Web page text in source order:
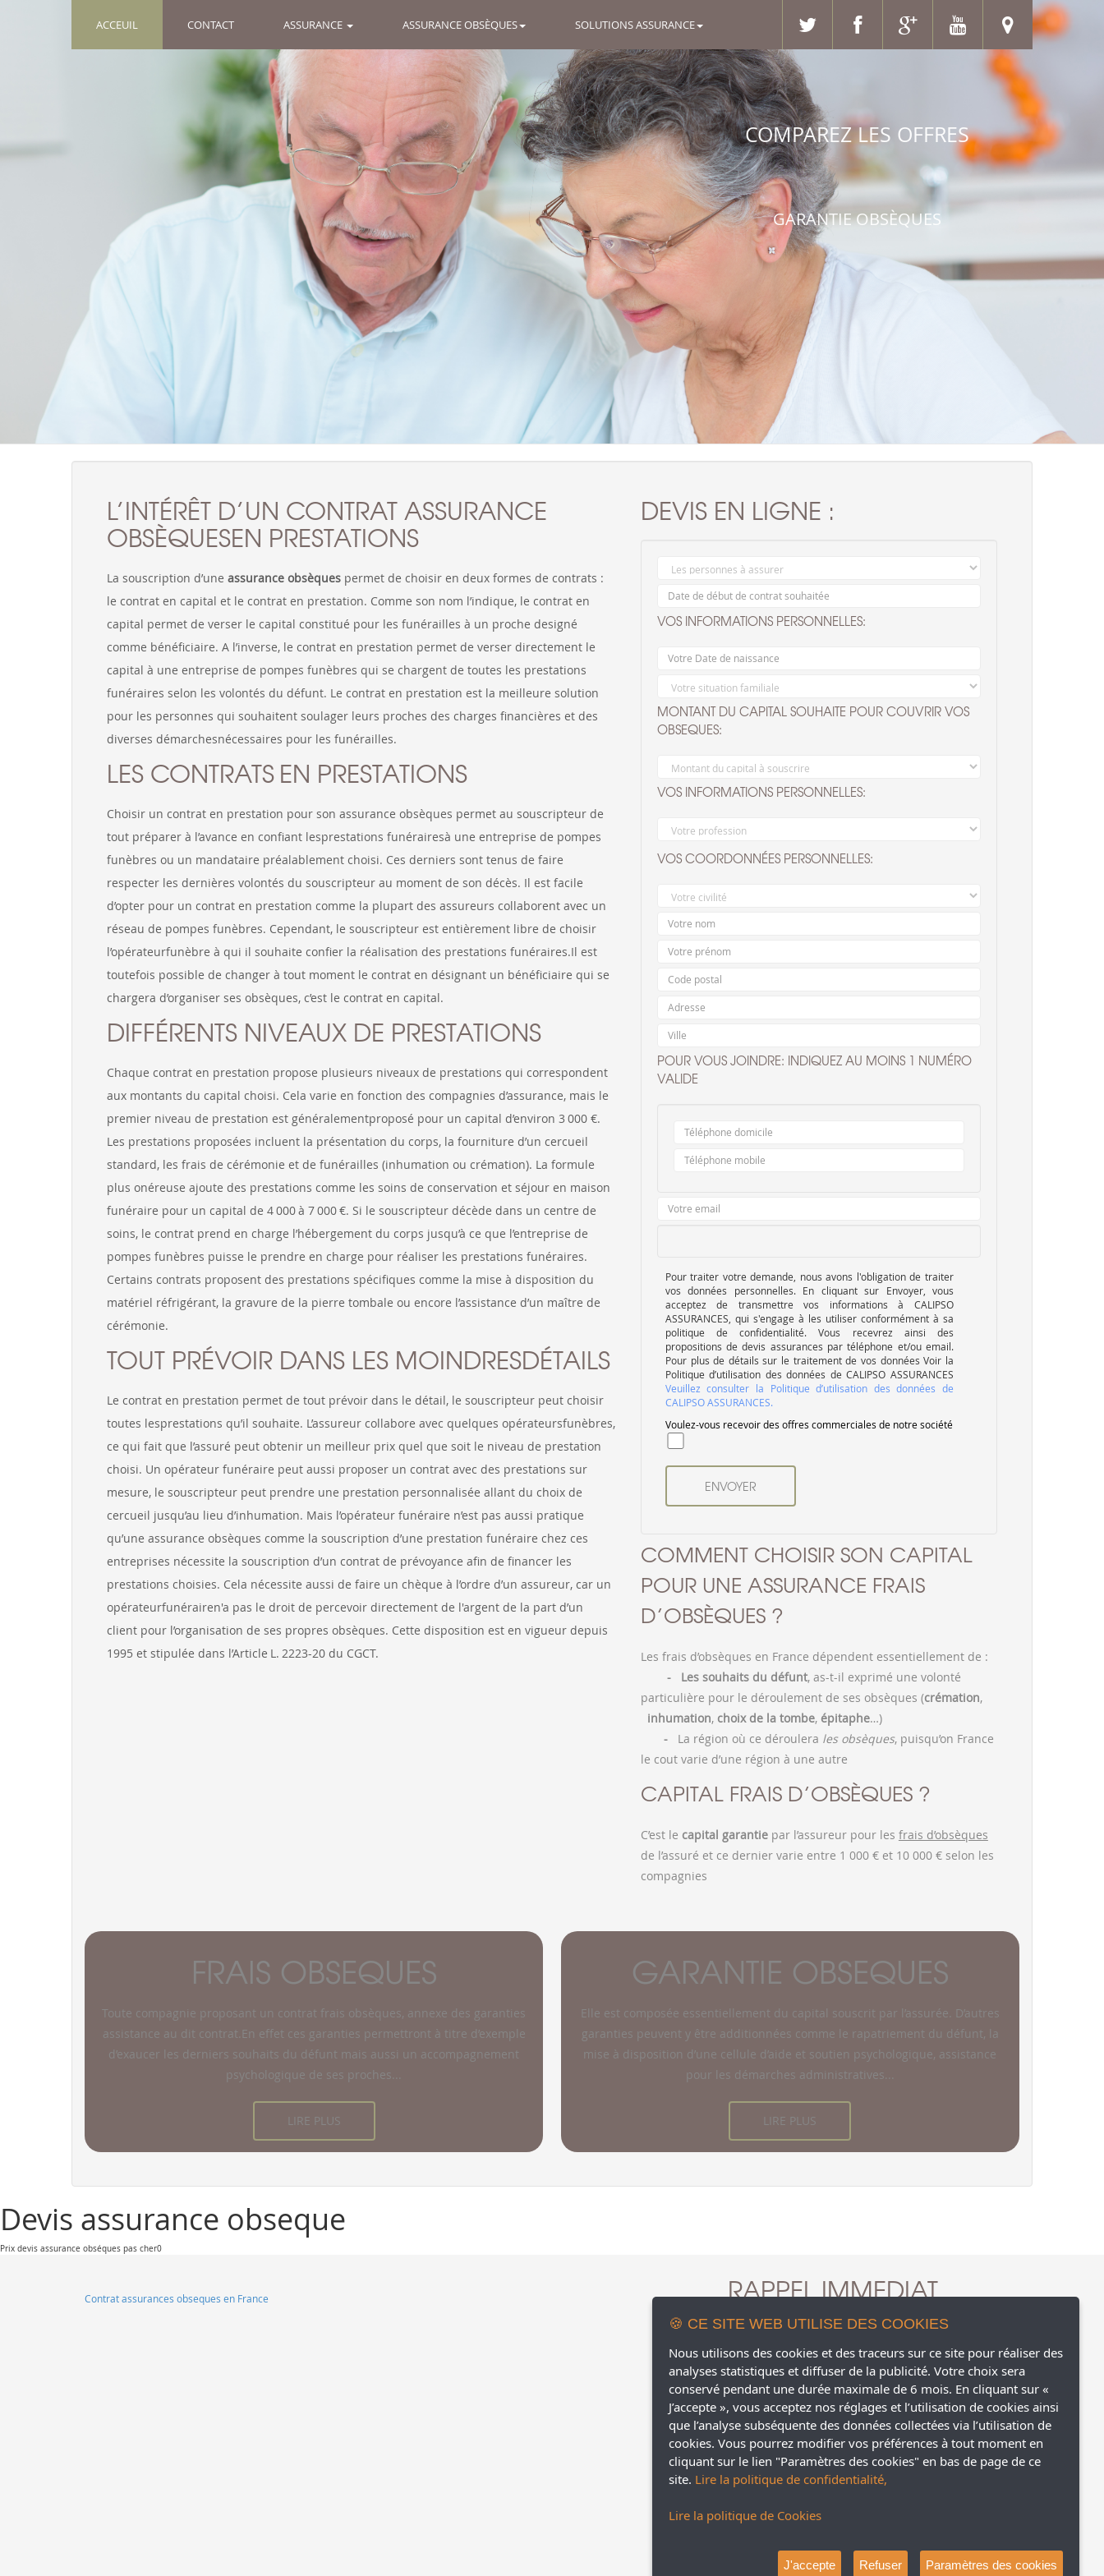
ACCEUIL (CURRENT)CONTACT ASSURANCE ASSURANCE OBSÈQUES SOLUTIONS ASSURANCE
COMPAREZ LES OFFRES
GARANTIE OBSÈQUES
L’INTÉRÊT D’UN CONTRAT ASSURANCE
OBSÈQUESEN PRESTATIONS
La souscription d’une assurance obsèquespermet de choisir en deux formes de contrats :
le contrat en capital et le contrat en prestation. Comme son nom l’indique, le contrat en
capital permet de verser le capital constitué pour les funérailles à un proche designé
comme bénéficiaire. A l’inverse, le contrat en prestation permet de verser directement le
capital à une entreprise de pompes funèbres qui se chargent de toutes les prestations
funéraires selon les volontés du défunt. Le contrat en prestation est la meilleure solution
pour les personnes qui souhaitent soulager leurs proches des charges financières et des
diverses démarchesnécessaires pour les funérailles.
LES CONTRATS EN PRESTATIONS
Choisir un contrat en prestation pour son assurance obsèques permet au souscripteur de
tout préparer à l’avance en confiant lesprestations funérairesà une entreprise de pompes
funèbres ou un mandataire préalablement choisi. Ces derniers sont tenus de faire
respecter les dernières volontés du souscripteur au moment de son décès. Il est facile
d’opter pour un contrat en prestation comme la plupart des assureurs collaborent avec un
réseau de pompes funèbres. Cependant, le souscripteur est entièrement libre de choisir
l’opérateurfunèbre à qui il souhaite confier la réalisation des prestations funéraires.Il est
toutefois possible de changer à tout moment le contrat en désignant un bénéficiaire qui se
chargera d’organiser ses obsèques, c’est le contrat en capital.
DIFFÉRENTS NIVEAUX DE PRESTATIONS
Chaque contrat en prestation propose plusieurs niveaux de prestations qui correspondent
aux montants du capital choisi. Cela varie en fonction des compagnies d’assurance, mais le
premier niveau de prestation est généralementproposé pour un capital d’environ 3 000 €.
Les prestations proposées incluent la présentation du corps, la fourniture d’un cercueil
standard, les frais de cérémonie et de funérailles (inhumation ou crémation). La formule
plus onéreuse ajoute des prestations comme les soins de conservation et séjour en maison
funéraire pour un capital de 4 000 à 7 000 €. Si le souscripteur décède dans un centre de
soins, le contrat prend en charge l’hébergement du corps jusqu’à ce que l’entreprise de
pompes funèbres puisse le prendre en charge pour réaliser les prestations funéraires.
Certains contrats proposent des prestations spécifiques comme la mise à disposition du
matériel réfrigérant, la gravure de la pierre tombale ou encore l’assistance d’un maître de
cérémonie.
TOUT PRÉVOIR DANS LES MOINDRESDÉTAILS
Le contrat en prestation permet de tout prévoir dans le détail, le souscripteur peut choisir
toutes lesprestations qu’il souhaite. L’assureur collabore avec quelques opérateursfunèbres,
ce qui fait que l’assuré peut obtenir un meilleur prix quel que soit le niveau de prestation
choisi. Un opérateur funéraire peut aussi proposer un contrat avec des prestations sur
mesure, le souscripteur peut prendre une prestation personnalisée allant du choix de
cercueil jusqu’au lieu d’inhumation. Mais l’opérateur funéraire n’est pas aussi pratique
qu’une assurance obsèques comme la souscription d’une prestation funéraire chez ces
entreprises nécessite la souscription d’un contrat de prévoyance afin de financer les
prestations choisies. Cela nécessite aussi de faire un chèque à l’ordre d’un assureur, car un
opérateurfunérairen'a pas le droit de percevoir directement de l'argent de la part d’un
client pour l’organisation de ses propres obsèques. Cette disposition est en vigueur depuis
1995 et stipulée dans l’Article L. 2223-20 du CGCT.
DEVIS EN LIGNE :
VOS INFORMATIONS PERSONNELLES:
MONTANT DU CAPITAL SOUHAITE POUR COUVRIR VOS
OBSEQUES:
VOS INFORMATIONS PERSONNELLES:
VOS COORDONNÉES PERSONNELLES:
POUR VOUS JOINDRE: INDIQUEZ AU MOINS 1 NUMÉRO
VALIDE
Pour traiter votre demande, nous avons l'obligation de traiter
vos données personnelles. En cliquant sur Envoyer, vous
acceptez de transmettre vos informations à CALIPSO
ASSURANCES, qui s'engage à les utiliser conformément à sa
politique de confidentialité. Vous recevrez ainsi des
propositions de devis assurances par téléphone et/ou email.
Pour plus de détails sur le traitement de vos données Voir la
Politique d’utilisation des données de CALIPSO ASSURANCES
Veuillez consulter la Politique d’utilisation des données de
CALIPSO ASSURANCES.
Voulez-vous recevoir des offres commerciales de notre société
COMMENT CHOISIR SON CAPITAL
POUR UNE ASSURANCE FRAIS
D’OBSÈQUES ?
Les frais d’obsèques en France dépendent essentiellement de :
- Les souhaits du défunt, as-t-il exprimé une volonté
particulière pour le déroulement de ses obsèques (crémation,
inhumation, choix de la tombe, épitaphe…)
- La région où ce déroulera les obsèques, puisqu’on France
le cout varie d’une région à une autre
CAPITAL FRAIS D’OBSÈQUES ?
C’est le capital garantiepar l’assureur pour les frais d’obsèques
de l’assuré et ce dernier varie entre 1 000 € et 10 000 € selon les
compagnies
FRAIS OBSEQUES
Toute compagnie proposant un contrat frais obsèques, annexe des garanties
assistance au dit contrat.En effet ces garanties permettront à titre d’exemple
d’exaucer les derniers souhaits du défunt mais aussi un accompagnement
psychologique de ses proches...
LIRE PLUS
GARANTIE OBSEQUES
Elle est composée essentiellement du capital souscrit par l’assurée. D’autres
garanties peuvent y être additionnées comme le rapatriement du défunt, la
mise à disposition d’une cellule d’aide et soutien psychologique, assistance
pour les démarches administratives...
LIRE PLUS
Devis assurance obseque
Prix devis assurance obséques pas cher0
Contrat assurances obseques en France RAPPEL IMMEDIAT
Pour traiter votre demande, nous avons l'obligation de
traiter vos données personnelles. En cliquant sur Envoyer,
vous acceptez de transmettre vos informations à
CALIPSO ASSURANCES, qui s'engage à les utiliser
conformément à sa politique de confidentialité. Vous
recevrez ainsi des propositions de devis assurances par
téléphone et/ou email. Pour plus de détails sur le
traitement de vos données,Veuillez consulter la Politique
🍪 CE SITE WEB UTILISE DES COOKIES
Nous utilisons des cookies et des traceurs sur ce site pour réaliser des
analyses statistiques et diffuser de la publicité. Votre choix sera
conservé pendant une durée maximale de 6 mois. En cliquant sur «
J’accepte », vous acceptez nos réglages et l’utilisation de cookies ainsi
que l’analyse subséquente des données collectées via l’utilisation de
cookies. Vous pourrez modifier vos préférences à tout moment en
cliquant sur le lien "Paramètres des cookies" en bas de page de ce
site. Lire la politique de confidentialité,
Lire la politique de Cookies
J'accepte Refuser Paramètres des cookies